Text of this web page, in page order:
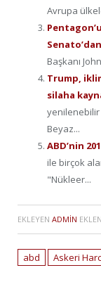
Avrupa
Başkanı
Trump,
silaha
yenilenebilir
Beyaz...
ABD’nin
ile birçok
"Nükleer...
EKLEYEN ADMIN
abd Askeri